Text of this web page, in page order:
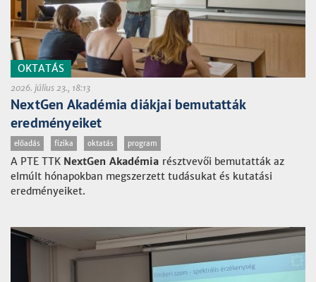
OKTATÁS
2026. július 23., 18:13
NextGen Akadémia diákjai bemutatták
eredményeiket
előadás fizika oktatás program
A PTE TTK NextGen Akadémia résztvevői bemutatták az
elmúlt hónapokban megszerzett tudásukat és kutatási
eredményeiket.